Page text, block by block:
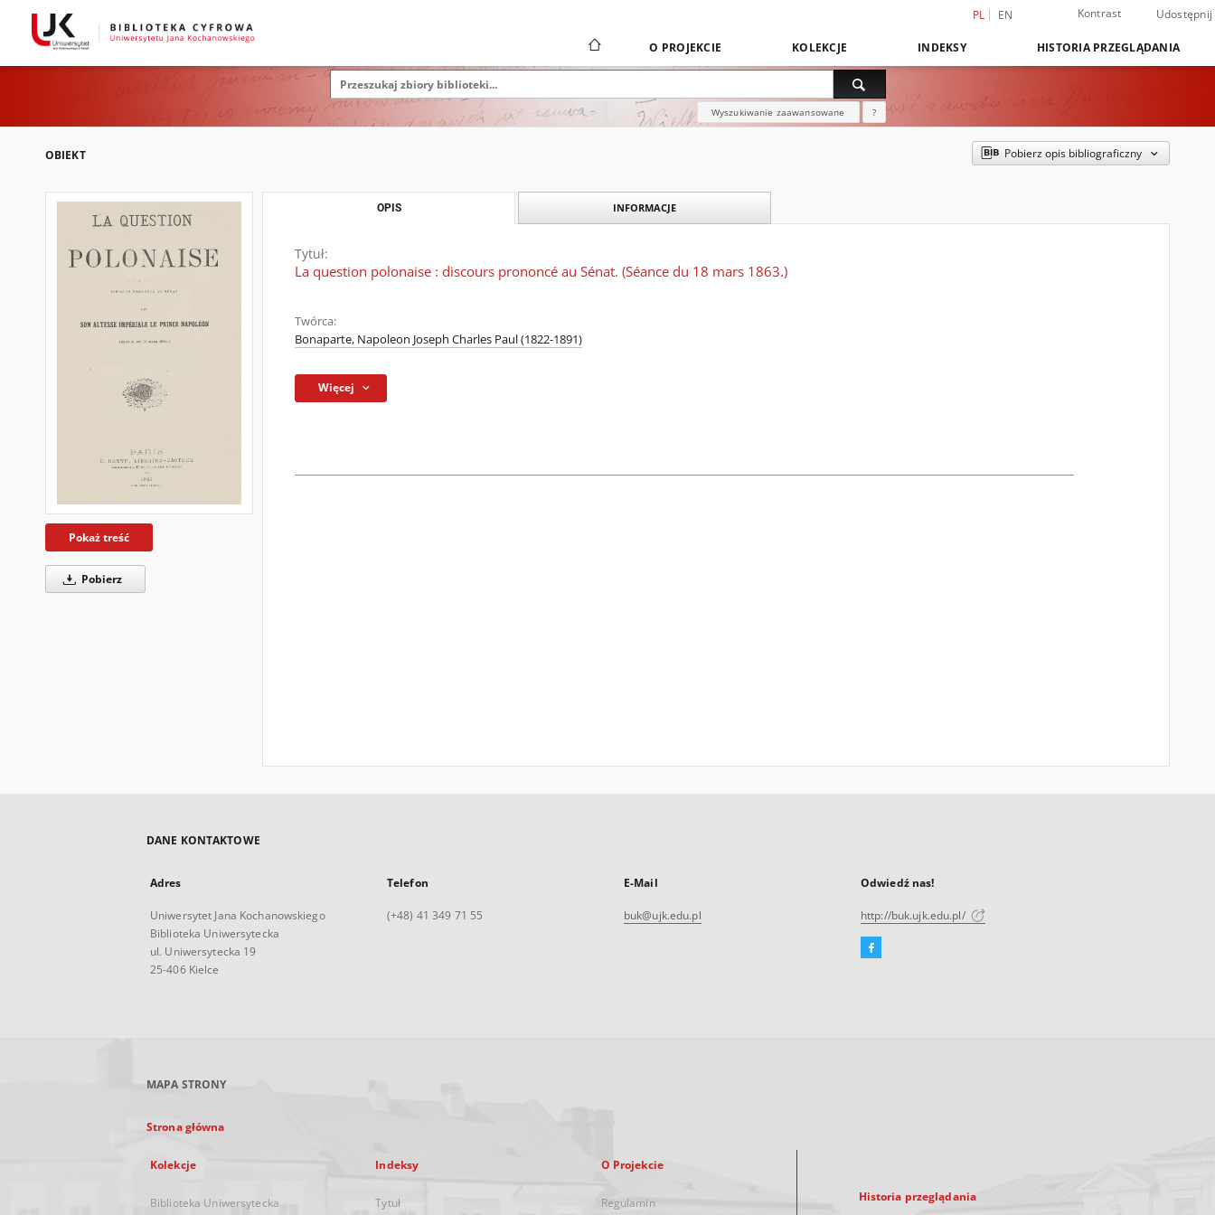
PL EN Kontrast Udostępnij
O PROJEKCIE KOLEKCJE INDEKSY HISTORIA PRZEGLĄDANIA
Wyszukiwanie zaawansowane ?
OBIEKT Pobierz opis bibliograficzny
Pokaż treść
Pobierz
OPIS INFORMACJE
Tytuł:
La question polonaise : discours prononcé au Sénat. (Séance du 18 mars 1863.)
Twórca:
Bonaparte, Napoleon Joseph Charles Paul (1822-1891)
Więcej
DANE KONTAKTOWE
Adres
Uniwersytet Jana Kochanowskiego
Biblioteka Uniwersytecka
ul. Uniwersytecka 19
25-406 Kielce
Telefon
(+48) 41 349 71 55
E-Mail
buk@ujk.edu.pl
Odwiedź nas!
http://buk.ujk.edu.pl/
Facebook
MAPA STRONY
Strona główna
Kolekcje
Biblioteka Uniwersytecka
Indeksy
Tytuł
O Projekcie
Regulamin Historia przeglądania